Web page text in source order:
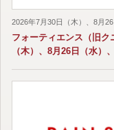
2026年7月30日（木）、8月
フォーティエンス（旧ク
（木）、8月26日（水）